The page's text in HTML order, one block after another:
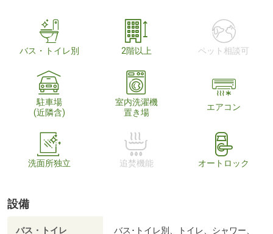
バス・トイレ別 2階以上 ペット相談可
駐車場
(近隣含)
室内洗濯機
置き場
エアコン
洗面所独立 追焚機能 オートロック
設備
バス・トイレ
バス･トイレ別、トイレ、シャワー、